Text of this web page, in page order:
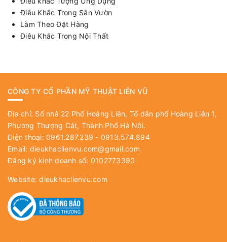
Điêu Khắc Trong Sân Vườn
Làm Theo Đặt Hàng
Điêu Khắc Trong Nội Thất
CÔNG TY CỔ PHẦN MỸ THUẬT LIÊN VŨ
Địa chỉ: Số nhà 22 Phố Hoàng Liên, Tổ dân phố Hoàng Liên 1,
Phường Thượng Cát, Thành Phố Hà Nội.
Điện thoại: 0961.287.239 - 0913.574.894
Email: dieukhaclienvu.com@gmail.com
Đăng ký kinh doanh số: 0102773390
Website:dieukhaclienvu.com